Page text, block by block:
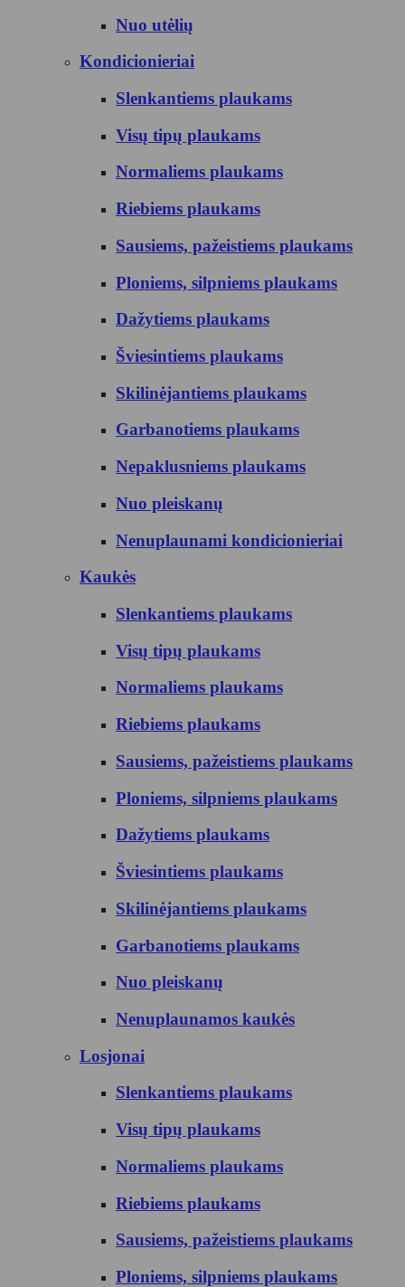
Nuo utėlių
Kondicionieriai
Slenkantiems plaukams
Visų tipų plaukams
Normaliems plaukams
Riebiems plaukams
Sausiems, pažeistiems plaukams
Ploniems, silpniems plaukams
Dažytiems plaukams
Šviesintiems plaukams
Skilinėjantiems plaukams
Garbanotiems plaukams
Nepaklusniems plaukams
Nuo pleiskanų
Nenuplaunami kondicionieriai
Kaukės
Slenkantiems plaukams
Visų tipų plaukams
Normaliems plaukams
Riebiems plaukams
Sausiems, pažeistiems plaukams
Ploniems, silpniems plaukams
Dažytiems plaukams
Šviesintiems plaukams
Skilinėjantiems plaukams
Garbanotiems plaukams
Nuo pleiskanų
Nenuplaunamos kaukės
Losjonai
Slenkantiems plaukams
Visų tipų plaukams
Normaliems plaukams
Riebiems plaukams
Sausiems, pažeistiems plaukams
Ploniems, silpniems plaukams